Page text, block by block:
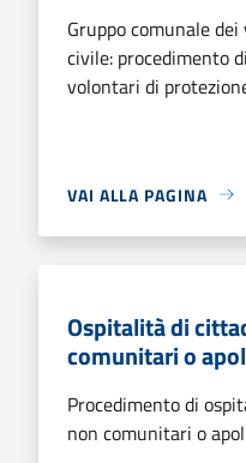
Gruppo comunale
civile: procedimento
volontari di
VAI ALLA PAGINA
Ospitalità di
comunitari o
Procedimento di
non comunitari o